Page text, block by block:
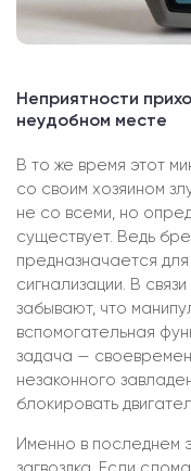
Неприятности
неудобном месте
В то же время этот
со своим хозяином
не со всеми, но
существует. Ведь
предназначается
сигнализации. В
забывают, что
вспомогательная
задача —
незаконного
блокировать
Именно в последнем